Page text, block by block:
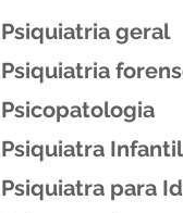
Psiquiatria geral
Psiquiatria
Psicopatologia
Psiquiatra Infantil
Psiquiatra para